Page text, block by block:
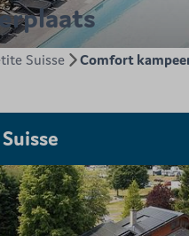
Suisse Comfort